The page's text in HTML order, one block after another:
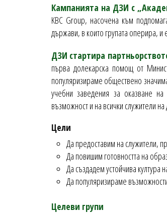
Кампанията на ДЗИ с
KBC Group, насочена към
държави, в които групата оперира, и
ДЗИ стартира
първа долекарска помощ от
популяризираме обществено
учебни заведения за оказване
възможност и на всички служители
Цели
Да предоставим на служители,
Да повишим готовността на
Да създадем устойчива култура
Да популяризираме
Целеви групи